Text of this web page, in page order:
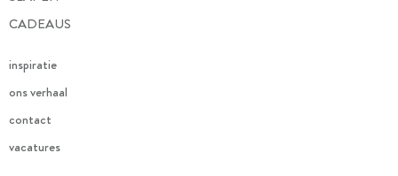
CADEAUS
inspiratie
ons verhaal
contact
vacatures